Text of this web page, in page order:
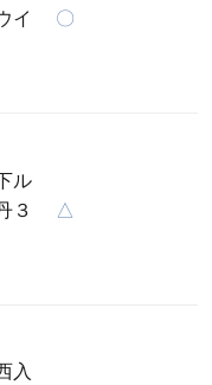
イ
〇
ル
３
△
入